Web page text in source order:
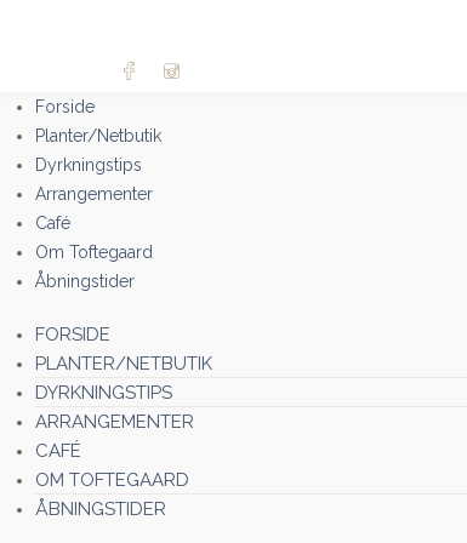
Forside
Planter/Netbutik
Dyrkningstips
Arrangementer
Café
Om Toftegaard
Åbningstider
FORSIDE
PLANTER/NETBUTIK
DYRKNINGSTIPS
ARRANGEMENTER
CAFÉ
OM TOFTEGAARD
ÅBNINGSTIDER